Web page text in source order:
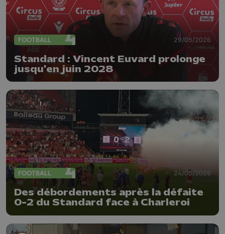
FOOTBALL 29/05/2026
Standard : Vincent Euvard prolonge
jusqu'en juin 2028
FOOTBALL 24/05/2026
Des débordements après la défaite
0-2 du Standard face à Charleroi